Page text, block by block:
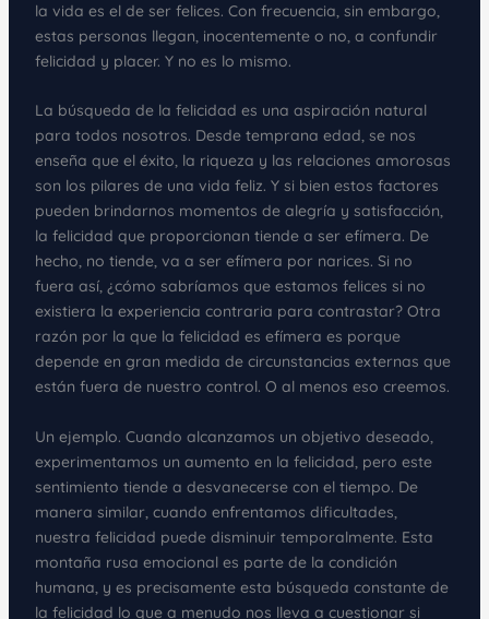
la vida es el de ser felices. Con frecuencia, sin embargo,
estas personas llegan, inocentemente o no, a confundir
felicidad y placer. Y no es lo mismo.
La búsqueda de la felicidad es una aspiración natural
para todos nosotros. Desde temprana edad, se nos
enseña que el éxito, la riqueza y las relaciones amorosas
son los pilares de una vida feliz. Y si bien estos factores
pueden brindarnos momentos de alegría y satisfacción,
la felicidad que proporcionan tiende a ser efímera. De
hecho, no tiende, va a ser efímera por narices. Si no
fuera así, ¿cómo sabríamos que estamos felices si no
existiera la experiencia contraria para contrastar? Otra
razón por la que la felicidad es efímera es porque
depende en gran medida de circunstancias externas que
están fuera de nuestro control. O al menos eso creemos.
Un ejemplo. Cuando alcanzamos un objetivo deseado,
experimentamos un aumento en la felicidad, pero este
sentimiento tiende a desvanecerse con el tiempo. De
manera similar, cuando enfrentamos dificultades,
nuestra felicidad puede disminuir temporalmente. Esta
montaña rusa emocional es parte de la condición
humana, y es precisamente esta búsqueda constante de
la felicidad lo que a menudo nos lleva a cuestionar si